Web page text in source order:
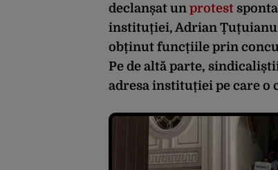
declanșat un protest
instituției, Adrian
obținut funcțiile prin
Pe de altă parte,
adresa instituției pe care o